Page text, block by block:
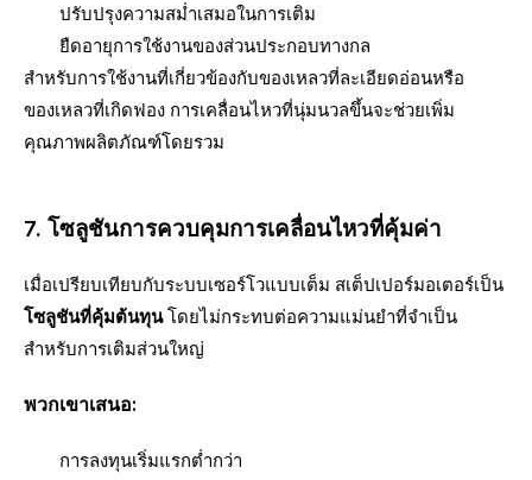
ปรับปรุงความสม่ำเสมอในการเติม
ยืดอายุการใช้งานของส่วนประกอบทางกล
สำหรับการใช้งานที่เกี่ยวข้องกับของเหลวที่ละเอียดอ่อนหรือ
ของเหลวที่เกิดฟอง การเคลื่อนไหวที่นุ่มนวลขึ้นจะช่วยเพิ่ม
คุณภาพผลิตภัณฑ์โดยรวม
7. โซลูชันการควบคุมการเคลื่อนไหวที่คุ้มค่า
เมื่อเปรียบเทียบกับระบบเซอร์โวแบบเต็ม สเต็ปเปอร์มอเตอร์เป็น
โซลูชันที่คุ้มต้นทุนโดยไม่กระทบต่อความแม่นยำที่จำเป็น
สำหรับการเติมส่วนใหญ่
พวกเขาเสนอ:
การลงทุนเริ่มแรกต่ำกว่า